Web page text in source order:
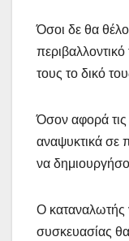
Όσοι δε θα
τους το δικό
Όσον αφορά τις
αναψυκτικά σε
να
Ο καταναλωτής
συσκευασίας θα